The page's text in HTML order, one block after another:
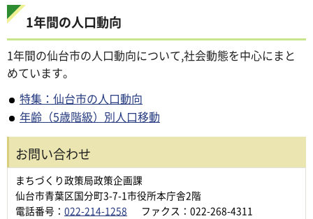
1年間の人口動向
1年間の仙台市の人口動向について,社会動態を中心にまと
めています。
特集：仙台市の人口動向
年齢（5歳階級）別人口移動
お問い合わせ
まちづくり政策局政策企画課
仙台市青葉区国分町3-7-1市役所本庁舎2階
電話番号： 022-214-1258 ファクス：022-268-4311